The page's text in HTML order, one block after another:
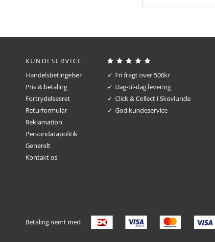
KUNDESERVICE
Handelsbetingelser
Pris & betaling
Fortrydelsesret
Returformular
Reklamation
Persondatapolitik
Generelt
Kontakt os
Fri fragt over 500kr
Dag-til-dag levering
Click & Collect i Skovlunde
God kundeservice
Betaling nemt med